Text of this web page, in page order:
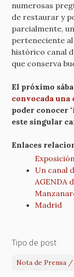
numerosas
de restaurar y
parcialmente,
perteneciente
histórico canal
que conserva
El próximo
convocada
poder conocer
este singular
Enlaces
Un canal
AGENDA
Madrid
Tipo de post
Nota de Prensa /